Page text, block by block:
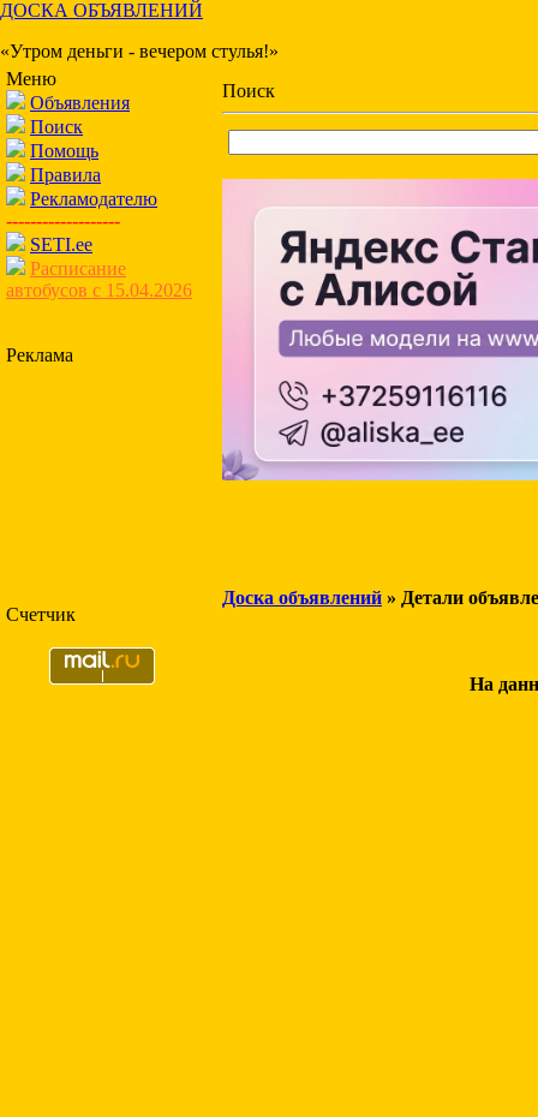
ДОСКА ОБЪЯВЛЕНИЙ
«Утром деньги - вечером стулья!»
Меню
Объявления
Поиск
Помощь
Правила
Рекламодателю
-------------------
SETI.ee
Расписание
автобусов с 15.04.2026
Реклама
Счетчик
Поиск
Доска объявлений » Детали
На